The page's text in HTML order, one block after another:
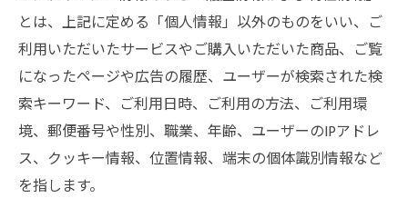
とは、上記に定める「個人情報」以外のものをいい、ご
利用いただいたサービスやご購入いただいた商品、ご覧
になったページや広告の履歴、ユーザーが検索された検
索キーワード、ご利用日時、ご利用の方法、ご利用環
境、郵便番号や性別、職業、年齢、ユーザーのIPアドレ
ス、クッキー情報、位置情報、端末の個体識別情報など
を指します。